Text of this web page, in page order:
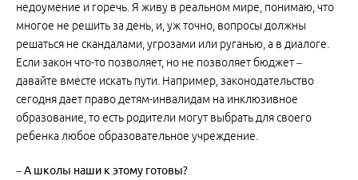
недоумение и горечь. Я живу в реальном мире, понимаю, что
многое не решить за день, и, уж точно, вопросы должны
решаться не скандалами, угрозами или руганью, а в диалоге.
Если закон что-то позволяет, но не позволяет бюджет –
давайте вместе искать пути. Например, законодательство
сегодня дает право детям-инвалидам на инклюзивное
образование, то есть родители могут выбрать для своего
ребенка любое образовательное учреждение.
– А школы наши к этому готовы?